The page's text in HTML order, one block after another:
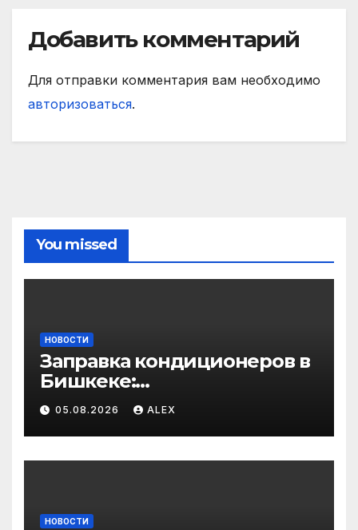
Добавить комментарий
Для отправки комментария вам необходимо
авторизоваться.
You missed
НОВОСТИ
Заправка кондиционеров в
Бишкеке:
профессиональные услуги
для дома и авто
05.08.2026 ALEX
НОВОСТИ